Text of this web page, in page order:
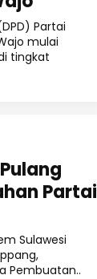
Partai
mulai
tingkat
Partai
Sulawesi
Pembuatan..